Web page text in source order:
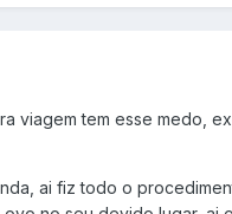
viagem tem esse medo,
ai fiz todo o